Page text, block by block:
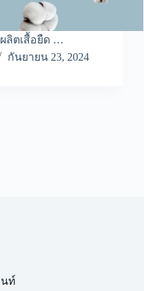
ลิตเสื้อยืด …
กันยายน 23, 2024
นท์​